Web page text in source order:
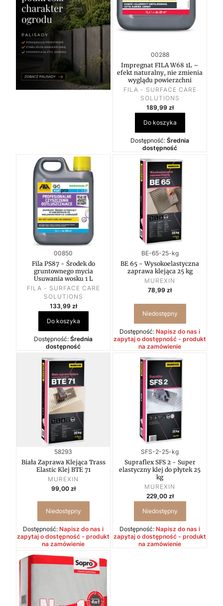
Kod produktu
00288
Impregnat FILA W68 1L –
efekt naturalny, nie zmienia
wyglądu powierzchni
PRODUCENT
FILA - SURFACE CARE
SOLUTIONS
Cena
189,99 zł
Do koszyka
Dostępność: Średnia
dostępność
Kod produktu
00850
Fila PS87 - Środek do
gruntownego mycia
Usuwania wosku 1 L
PRODUCENT
FILA - SURFACE CARE
SOLUTIONS
Cena
133,99 zł
Do koszyka
Dostępność: Średnia
dostępność
Kod produktu
BE-65-25-kg
BE 65 - Wysokoelastyczna
zaprawa klejąca 25 kg
PRODUCENT
MUREXIN
Cena
78,99 zł
Niedostępny
Dostępność: Napisz do nas i
zapytaj o dostępność - produkt
na zamówienie
Kod produktu
58293
Biała Zaprawa Klejąca Trass
Elastic Klej BTE 71
PRODUCENT
MUREXIN
Cena
99,00 zł
Niedostępny
Dostępność: Napisz do nas i
zapytaj o dostępność - produkt
na zamówienie
Kod produktu
SFS-2-25-kg
Supraflex SFS 2 - Super
elastyczny klej do płytek 25
kg
PRODUCENT
MUREXIN
Cena
229,00 zł
Niedostępny
Dostępność: Napisz do nas i
zapytaj o dostępność - produkt
na zamówienie